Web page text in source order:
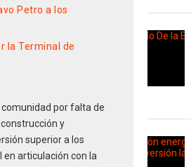
Petro a los
la Terminal de
por falta de
y
superior a los
articulación con la